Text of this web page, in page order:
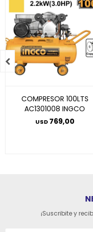
COMPRESOR 100LTS
AC1301008 INGCO
USD 769,00

¡Suscribite y